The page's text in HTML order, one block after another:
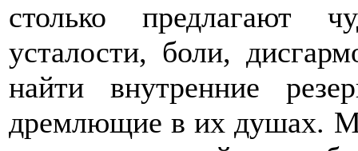
столько предлагают
усталости, боли,
найти внутренние
дремлющие в их душах.